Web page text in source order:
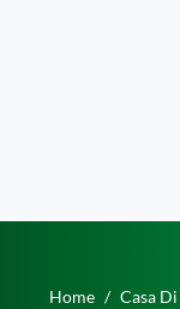
Home Casa